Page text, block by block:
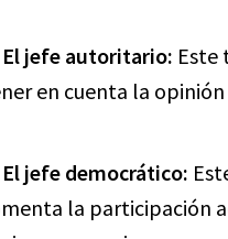
El jefe autoritario: Este
en cuenta la
El jefe democrático:
la participación